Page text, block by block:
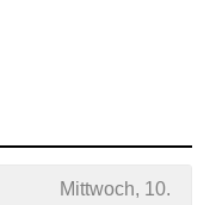
Mittwoch, 10.